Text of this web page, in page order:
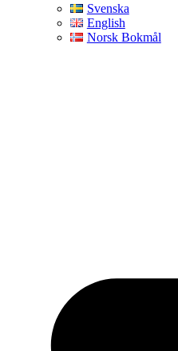
Svenska
English
Norsk Bokmål